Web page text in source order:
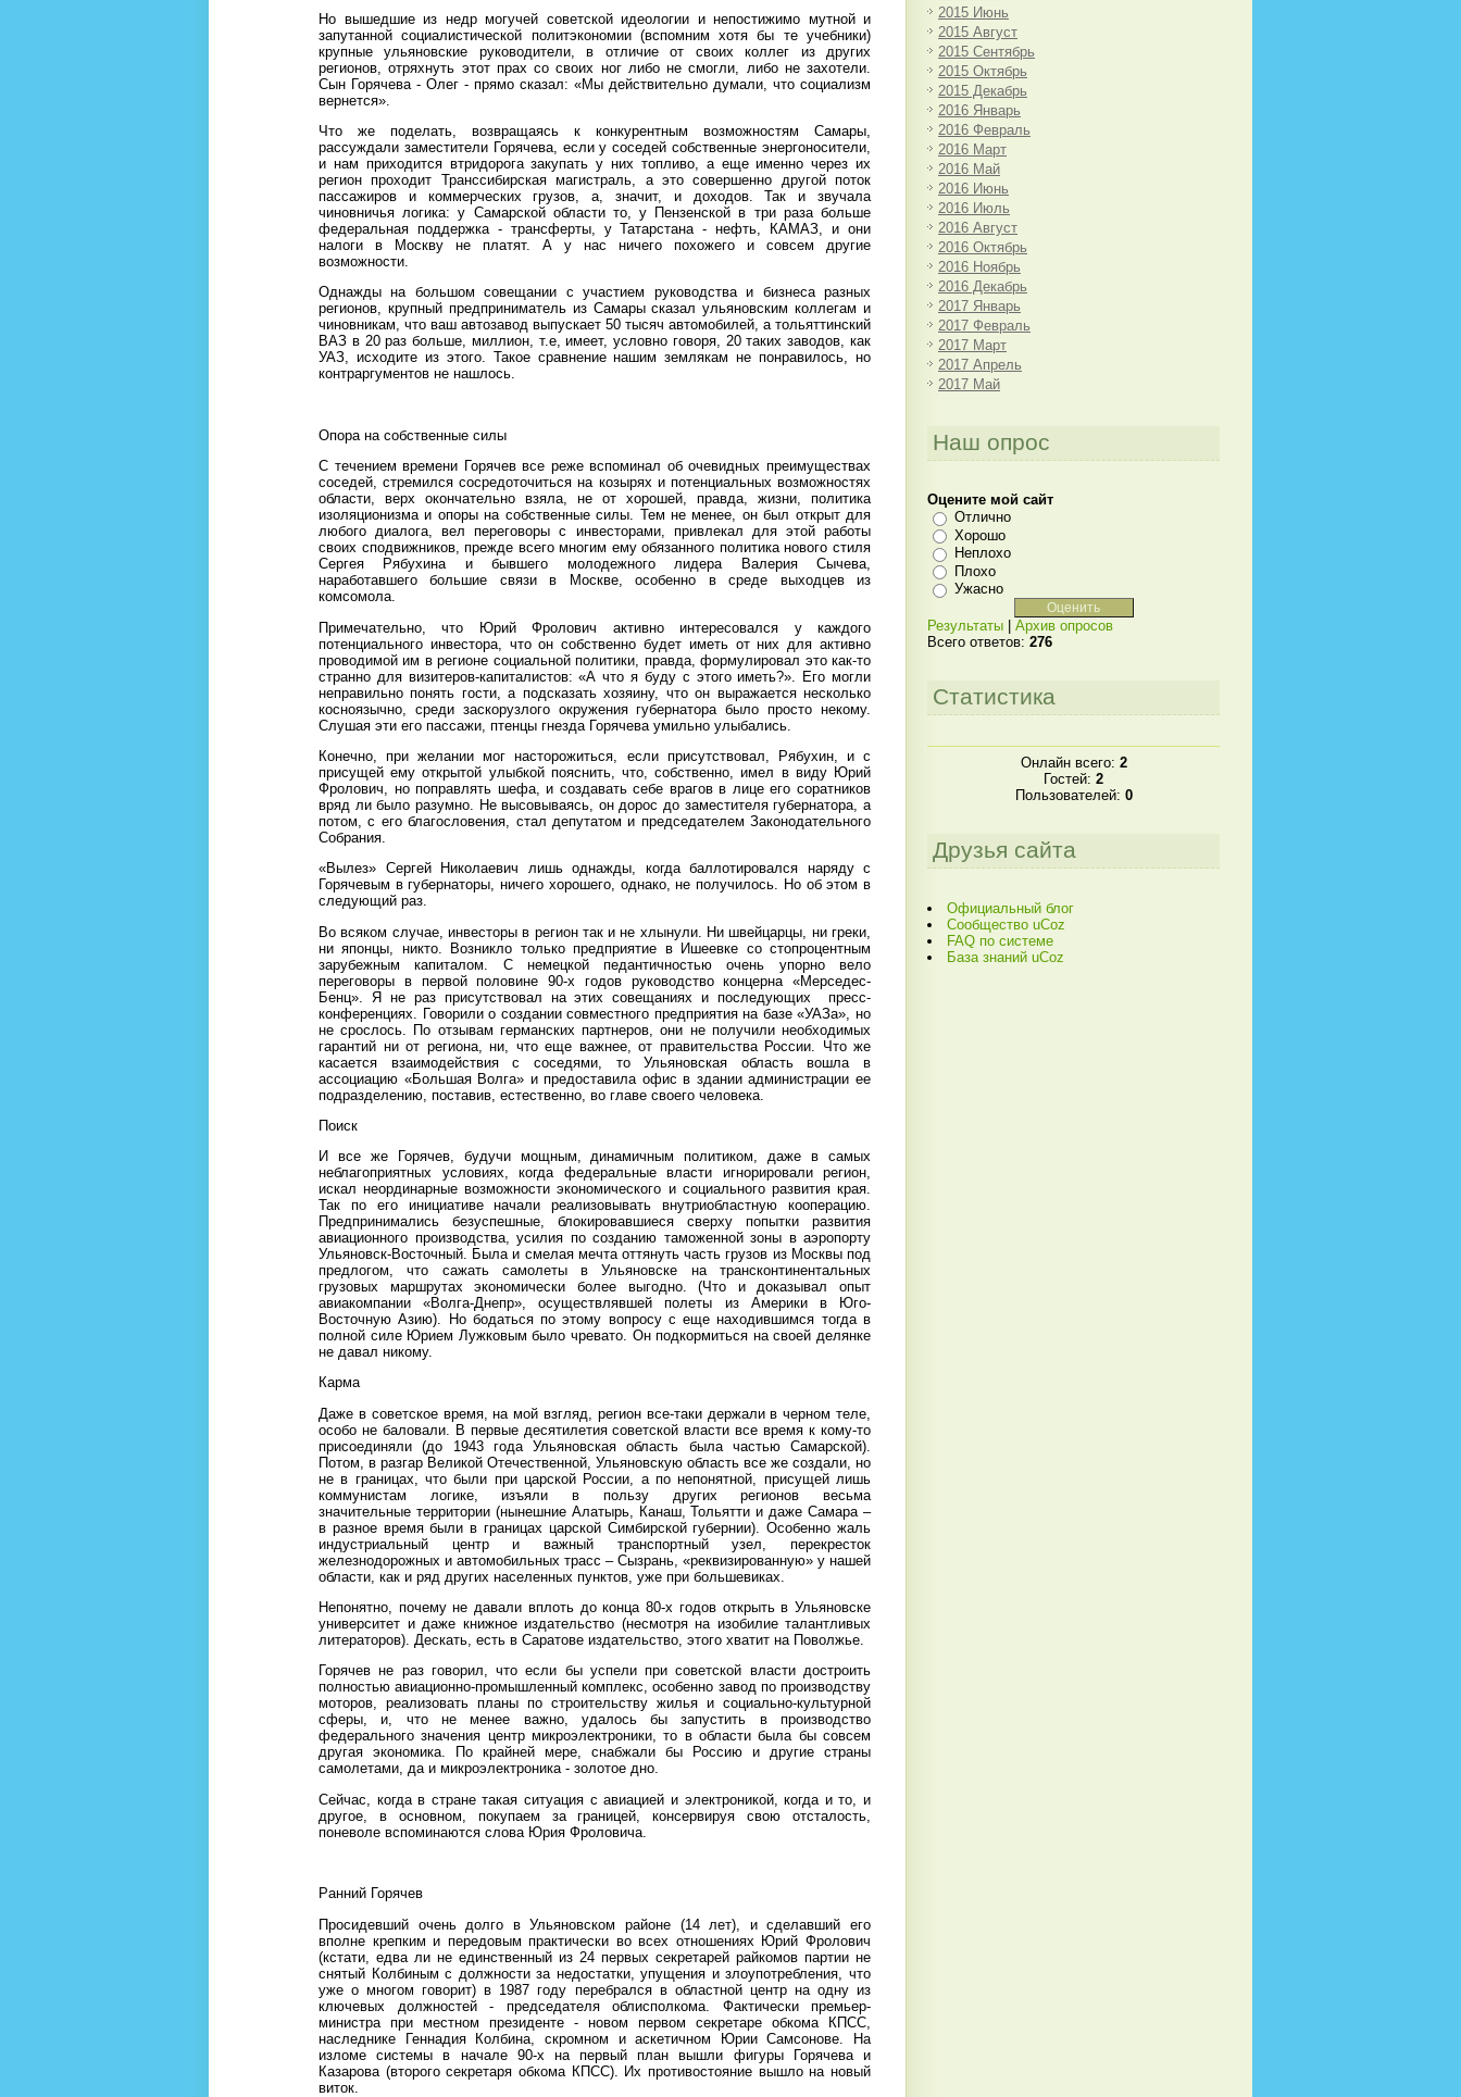
Но вышедшие из недр могучей советской идеологии и непостижимо мутной и
запутанной социалистической политэкономии (вспомним хотя бы те учебники)
крупные ульяновские руководители, в отличие от своих коллег из других
регионов, отряхнуть этот прах со своих ног либо не смогли, либо не захотели.
Сын Горячева - Олег - прямо сказал: «Мы действительно думали, что социализм
вернется».
Что же поделать, возвращаясь к конкурентным возможностям Самары,
рассуждали заместители Горячева, если у соседей собственные энергоносители,
и нам приходится втридорога закупать у них топливо, а еще именно через их
регион проходит Транссибирская магистраль, а это совершенно другой поток
пассажиров и коммерческих грузов, а, значит, и доходов. Так и звучала
чиновничья логика: у Самарской области то, у Пензенской в три раза больше
федеральная поддержка - трансферты, у Татарстана - нефть, КАМАЗ, и они
налоги в Москву не платят. А у нас ничего похожего и совсем другие
возможности.
Однажды на большом совещании с участием руководства и бизнеса разных
регионов, крупный предприниматель из Самары сказал ульяновским коллегам и
чиновникам, что ваш автозавод выпускает 50 тысяч автомобилей, а тольяттинский
ВАЗ в 20 раз больше, миллион, т.е, имеет, условно говоря, 20 таких заводов, как
УАЗ, исходите из этого. Такое сравнение нашим землякам не понравилось, но
контраргументов не нашлось.
Опора на собственные силы
С течением времени Горячев все реже вспоминал об очевидных преимуществах
соседей, стремился сосредоточиться на козырях и потенциальных возможностях
области, верх окончательно взяла, не от хорошей, правда, жизни, политика
изоляционизма и опоры на собственные силы. Тем не менее, он был открыт для
любого диалога, вел переговоры с инвесторами, привлекал для этой работы
своих сподвижников, прежде всего многим ему обязанного политика нового стиля
Сергея Рябухина и бывшего молодежного лидера Валерия Сычева,
наработавшего большие связи в Москве, особенно в среде выходцев из
комсомола.
Примечательно, что Юрий Фролович активно интересовался у каждого
потенциального инвестора, что он собственно будет иметь от них для активно
проводимой им в регионе социальной политики, правда, формулировал это как-то
странно для визитеров-капиталистов: «А что я буду с этого иметь?». Его могли
неправильно понять гости, а подсказать хозяину, что он выражается несколько
косноязычно, среди заскорузлого окружения губернатора было просто некому.
Слушая эти его пассажи, птенцы гнезда Горячева умильно улыбались.
Конечно, при желании мог насторожиться, если присутствовал, Рябухин, и с
присущей ему открытой улыбкой пояснить, что, собственно, имел в виду Юрий
Фролович, но поправлять шефа, и создавать себе врагов в лице его соратников
вряд ли было разумно. Не высовываясь, он дорос до заместителя губернатора, а
потом, с его благословения, стал депутатом и председателем Законодательного
Собрания.
«Вылез» Сергей Николаевич лишь однажды, когда баллотировался наряду с
Горячевым в губернаторы, ничего хорошего, однако, не получилось. Но об этом в
следующий раз.
Во всяком случае, инвесторы в регион так и не хлынули. Ни швейцарцы, ни греки,
ни японцы, никто. Возникло только предприятие в Ишеевке со стопроцентным
зарубежным капиталом. С немецкой педантичностью очень упорно вело
переговоры в первой половине 90-х годов руководство концерна «Мерседес-
Бенц». Я не раз присутствовал на этих совещаниях и последующих пресс-
конференциях. Говорили о создании совместного предприятия на базе «УАЗа», но
не срослось. По отзывам германских партнеров, они не получили необходимых
гарантий ни от региона, ни, что еще важнее, от правительства России. Что же
касается взаимодействия с соседями, то Ульяновская область вошла в
ассоциацию «Большая Волга» и предоставила офис в здании администрации ее
подразделению, поставив, естественно, во главе своего человека.
Поиск
И все же Горячев, будучи мощным, динамичным политиком, даже в самых
неблагоприятных условиях, когда федеральные власти игнорировали регион,
искал неординарные возможности экономического и социального развития края.
Так по его инициативе начали реализовывать внутриобластную кооперацию.
Предпринимались безуспешные, блокировавшиеся сверху попытки развития
авиационного производства, усилия по созданию таможенной зоны в аэропорту
Ульяновск-Восточный. Была и смелая мечта оттянуть часть грузов из Москвы под
предлогом, что сажать самолеты в Ульяновске на трансконтинентальных
грузовых маршрутах экономически более выгодно. (Что и доказывал опыт
авиакомпании «Волга-Днепр», осуществлявшей полеты из Америки в Юго-
Восточную Азию). Но бодаться по этому вопросу с еще находившимся тогда в
полной силе Юрием Лужковым было чревато. Он подкормиться на своей делянке
не давал никому.
Карма
Даже в советское время, на мой взгляд, регион все-таки держали в черном теле,
особо не баловали. В первые десятилетия советской власти все время к кому-то
присоединяли (до 1943 года Ульяновская область была частью Самарской).
Потом, в разгар Великой Отечественной, Ульяновскую область все же создали, но
не в границах, что были при царской России, а по непонятной, присущей лишь
коммунистам логике, изъяли в пользу других регионов весьма
значительные территории (нынешние Алатырь, Канаш, Тольятти и даже Самара –
в разное время были в границах царской Симбирской губернии). Особенно жаль
индустриальный центр и важный транспортный узел, перекресток
железнодорожных и автомобильных трасс – Сызрань, «реквизированную» у нашей
области, как и ряд других населенных пунктов, уже при большевиках.
Непонятно, почему не давали вплоть до конца 80-х годов открыть в Ульяновске
университет и даже книжное издательство (несмотря на изобилие талантливых
литераторов). Дескать, есть в Саратове издательство, этого хватит на Поволжье.
Горячев не раз говорил, что если бы успели при советской власти достроить
полностью авиационно-промышленный комплекс, особенно завод по производству
моторов, реализовать планы по строительству жилья и социально-культурной
сферы, и, что не менее важно, удалось бы запустить в производство
федерального значения центр микроэлектроники, то в области была бы совсем
другая экономика. По крайней мере, снабжали бы Россию и другие страны
самолетами, да и микроэлектроника - золотое дно.
Сейчас, когда в стране такая ситуация с авиацией и электроникой, когда и то, и
другое, в основном, покупаем за границей, консервируя свою отсталость,
поневоле вспоминаются слова Юрия Фроловича.
Ранний Горячев
Просидевший очень долго в Ульяновском районе (14 лет), и сделавший его
вполне крепким и передовым практически во всех отношениях Юрий Фролович
(кстати, едва ли не единственный из 24 первых секретарей райкомов партии не
снятый Колбиным с должности за недостатки, упущения и злоупотребления, что
уже о многом говорит) в 1987 году перебрался в областной центр на одну из
ключевых должностей - председателя облисполкома. Фактически премьер-
министра при местном президенте - новом первом секретаре обкома КПСС,
наследнике Геннадия Колбина, скромном и аскетичном Юрии Самсонове. На
изломе системы в начале 90-х на первый план вышли фигуры Горячева и
Казарова (второго секретаря обкома КПСС). Их противостояние вышло на новый
виток.
2015 Июнь
2015 Август
2015 Сентябрь
2015 Октябрь
2015 Декабрь
2016 Январь
2016 Февраль
2016 Март
2016 Май
2016 Июнь
2016 Июль
2016 Август
2016 Октябрь
2016 Ноябрь
2016 Декабрь
2017 Январь
2017 Февраль
2017 Март
2017 Апрель
2017 Май
Наш опрос
Оцените мой сайт
Отлично
Хорошо
Неплохо
Плохо
Ужасно
Результаты
Архив опросов
Всего ответов: 276
Статистика
Онлайн всего: 2
Гостей: 2
Пользователей: 0
Друзья сайта
Официальный блог
Сообщество uCoz
FAQ по системе
База знаний uCoz